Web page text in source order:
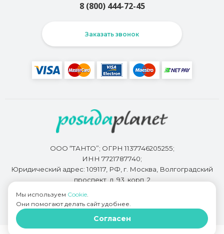
8 (800) 444-72-45
Заказать звонок
ООО “ТАНТО”; ОГРН 1137746205255;
ИНН 7721787740;
Юридический адрес: 109117, РФ, г. Москва, Волгоградский
проспект, д. 93, корп. 2
Разработкой сайта занимается
Мы используем Cookie.
Они помогают делать сайт удобнее.
Согласен